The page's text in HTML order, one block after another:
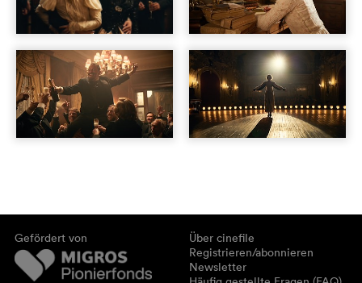
Gefördert von
Über cinefile
Registrieren/abonnieren
Newsletter